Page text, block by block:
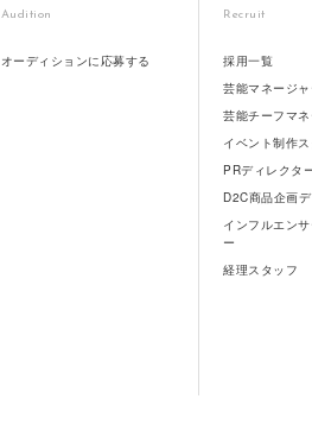
Audition
オーディションに応募する
Recruit
採用一覧
芸能マネージャ
芸能チーフマ
イベント制作
PRディレクタ
D2C商品企画
インフルエン
ー
経理スタッフ